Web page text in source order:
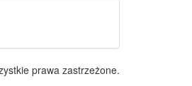
prawa zastrzeżone.